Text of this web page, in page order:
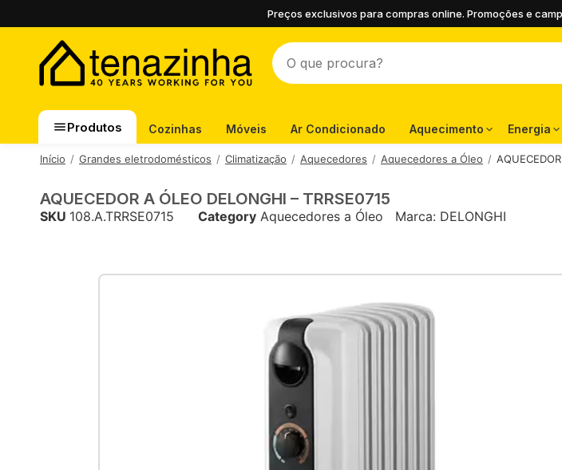
Preços exclusivos para compras online. Promoções e
Produtos Cozinhas Móveis Ar Condicionado Aquecimento Energia
Início Grandes eletrodomésticos Climatização Aquecedores Aquecedores a Óleo
AQUECEDOR A ÓLEO DELONGHI – TRRSE0715
SKU 108.A.TRRSE0715 Category Aquecedores a Óleo Marca: DELONGHI